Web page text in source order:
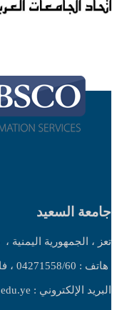
جامعة السعيد
تعز ، الجمهورية اليمنية ،
هاتف : 04271558/60 ، فاكس 04271564
البريد الإلكتروني : info@alsaeeduni.edu.ye